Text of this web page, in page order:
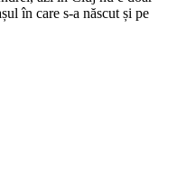
în care s-a născut și pe